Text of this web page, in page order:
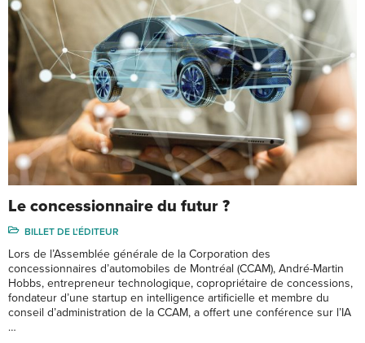
Le concessionnaire du futur ?
BILLET DE L'ÉDITEUR
Lors de l’Assemblée générale de la Corporation des
concessionnaires d’automobiles de Montréal (CCAM), André-Martin
Hobbs, entrepreneur technologique, copropriétaire de concessions,
fondateur d’une startup en intelligence artificielle et membre du
conseil d’administration de la CCAM, a offert une conférence sur l’IA
…